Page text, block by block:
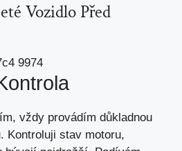
Vozidlo Před
vždy provádím důkladnou
Kontroluji stav motoru,